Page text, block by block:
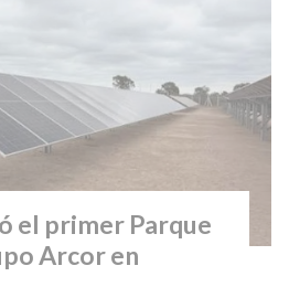
el primer Parque
Arcor en